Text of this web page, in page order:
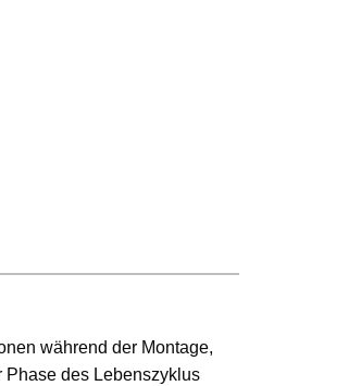
während der Montage,
Phase des Lebenszyklus